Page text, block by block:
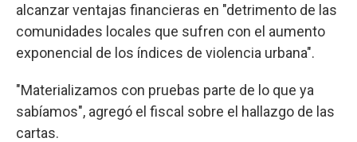
alcanzar ventajas financieras en "detrimento de las
comunidades locales que sufren con el aumento
exponencial de los índices de violencia urbana".
"Materializamos con pruebas parte de lo que ya
sabíamos", agregó el fiscal sobre el hallazgo de las
cartas.